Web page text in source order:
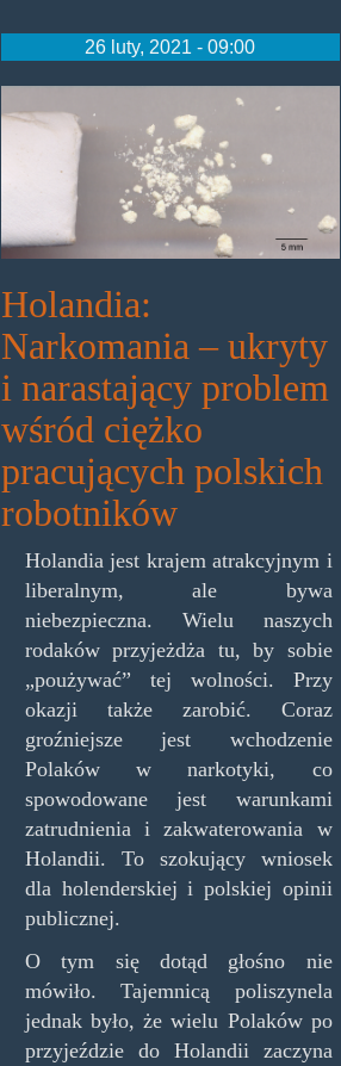
26 luty, 2021 - 09:00
fr_amphet_poudre1.jpg
Holandia:
Narkomania – ukryty
i narastający problem
wśród ciężko
pracujących polskich
robotników
Holandia jest krajem atrakcyjnym i
liberalnym, ale bywa
niebezpieczna. Wielu naszych
rodaków przyjeżdża tu, by sobie
„poużywać” tej wolności. Przy
okazji także zarobić. Coraz
groźniejsze jest wchodzenie
Polaków w narkotyki, co
spowodowane jest warunkami
zatrudnienia i zakwaterowania w
Holandii. To szokujący wniosek
dla holenderskiej i polskiej opinii
publicznej.
O tym się dotąd głośno nie
mówiło. Tajemnicą poliszynela
jednak było, że wielu Polaków po
przyjeździe do Holandii zaczyna